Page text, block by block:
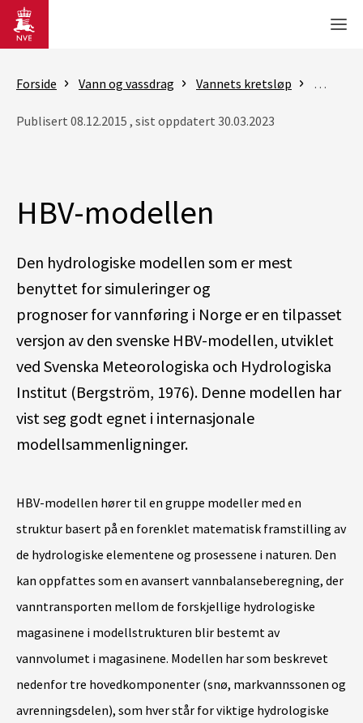
Gå til hovedinnhold
Forside Vann og vassdrag Vannets kretsløp
Publisert 08.12.2015 , sist oppdatert 30.03.2023
HBV-modellen
Den hydrologiske modellen som er mest
benyttet for simuleringer og
prognoser for vannføring i Norge er en tilpasset
versjon av den svenske HBV-modellen, utviklet
ved Svenska Meteorologiska och Hydrologiska
Institut (Bergström, 1976). Denne modellen har
vist seg godt egnet i internasjonale
modellsammenligninger.
HBV-modellen hører til en gruppe modeller med en
struktur basert på en forenklet matematisk framstilling av
de hydrologiske elementene og prosessene i naturen. Den
kan oppfattes som en avansert vannbalanseberegning, der
vanntransporten mellom de forskjellige hydrologiske
magasinene i modellstrukturen blir bestemt av
vannvolumet i magasinene. Modellen har som beskrevet
nedenfor tre hovedkomponenter (snø, markvannssonen og
avrenningsdelen), som hver står for viktige hydrologiske